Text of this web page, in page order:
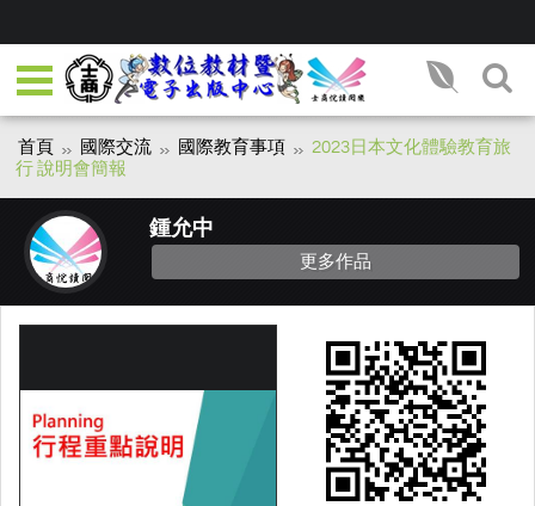
首頁 國際交流 國際教育事項
2023日本文化體驗教育旅
行 說明會簡報
鍾允中
更多作品